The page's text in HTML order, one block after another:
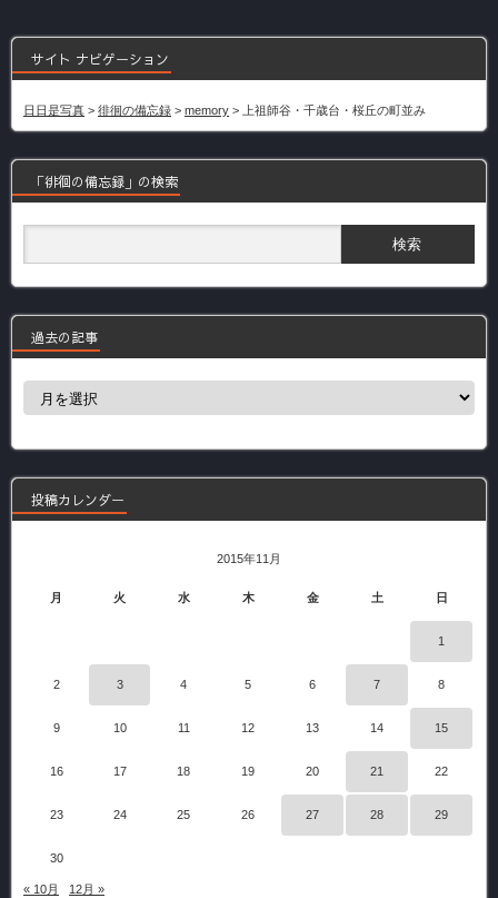
サイト ナビゲーション
日日是写真 > 徘徊の備忘録 > memory > 上祖師谷・千歳台・桜丘の町並み
「徘徊の備忘録」の検索
過去の記事
事
投稿カレンダー
2015年11月
月 火 水 木 金 土 日
1
2 3 4 5 6 7 8
9 10 11 12 13 14 15
16 17 18 19 20 21 22
23 24 25 26 27 28 29
30
« 10月 12月 »